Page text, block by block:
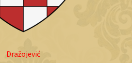
Dražojević